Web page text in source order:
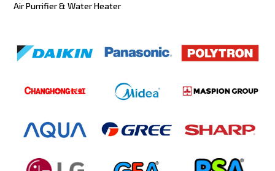
Air Purrifier & Water Heater